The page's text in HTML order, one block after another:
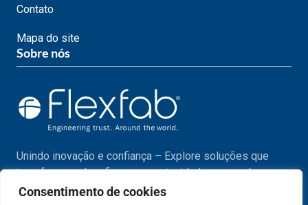
Consentimento de cookies
Contato
Mapa do site
Sobre nós
Unindo inovação e confiança – Explore soluções que
transformam desafios em oportunidades em cada passo
do seu projeto.